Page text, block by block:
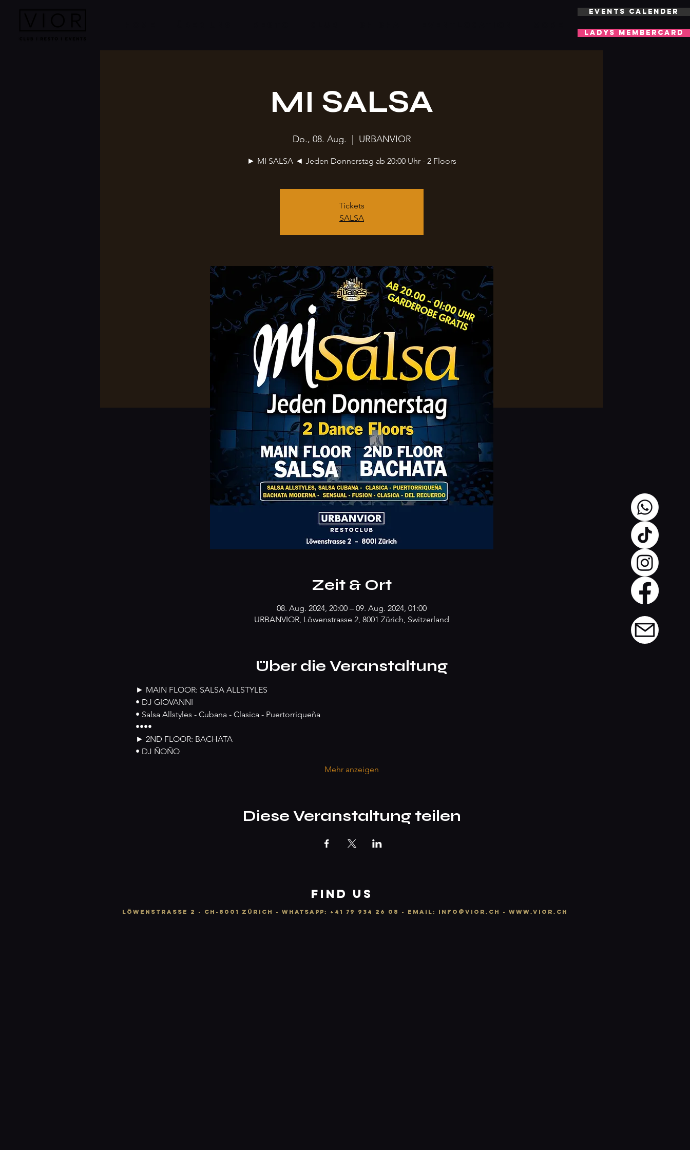
LADYS MEMBERCARD
EVENTS CALENDER
MI SALSA
Do., 08. Aug. URBANVIOR
► MI SALSA ◄ Jeden Donnerstag ab 20:00 Uhr - 2 Floors
Tickets
SALSA
Zeit & Ort
08. Aug. 2024, 20:00 – 09. Aug. 2024, 01:00
URBANVIOR, Löwenstrasse 2, 8001 Zürich, Switzerland
Über die Veranstaltung
► MAIN FLOOR: SALSA ALLSTYLES
• DJ GIOVANNI
• Salsa Allstyles - Cubana - Clasica - Puertorriqueña
••••
► 2ND FLOOR: BACHATA
• DJ ÑOÑO
Mehr anzeigen
Diese Veranstaltung teilen
FIND US
LÖWENSTRASSE 2 - CH-8001 ZÜRICH - WhatsApp: +41 79 934 26 08 - email: info @vior.ch - www.vior.ch